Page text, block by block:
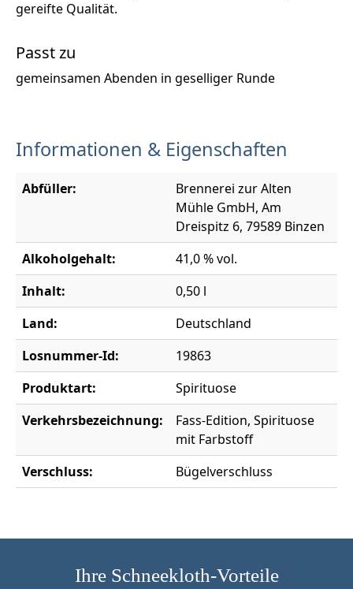
gereifte Qualität.
Passt zu
gemeinsamen Abenden in geselliger Runde
Informationen & Eigenschaften
Abfüller:
Brennerei zur Alten
Mühle GmbH, Am
Dreispitz 6, 79589 Binzen
Alkoholgehalt:
41,0 % vol.
Inhalt:
0,50 l
Land:
Deutschland
Losnummer-Id:
19863
Produktart:
Spirituose
Verkehrsbezeichnung:
Fass-Edition, Spirituose
mit Farbstoff
Verschluss:
Bügelverschluss
Ihre Schneekloth-Vorteile